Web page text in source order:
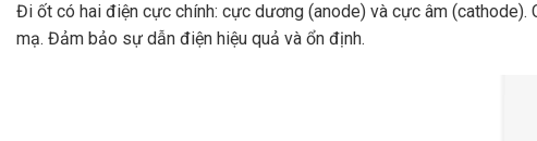
Đi ốt có hai điện cực chính: cực dương (anode) và cực âm
mạ. Đảm bảo sự dẫn điện hiệu quả và ổn định.